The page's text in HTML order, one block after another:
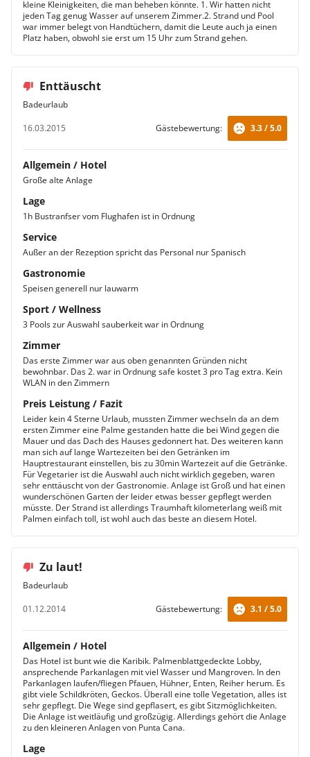
kleine Kleinigkeiten, die man beheben könnte. 1. Wir hatten nicht
jeden Tag genug Wasser auf unserem Zimmer.2. Strand und Pool
war immer belegt von Handtüchern, damit die Leute auch ja einen
Platz haben, obwohl sie erst um 15 Uhr zum Strand gehen.
Enttäuscht
Badeurlaub
16.03.2015
Gästebewertung: 3.3 / 5.0
Allgemein / Hotel
Große alte Anlage
Lage
1h Bustranfser vom Flughafen ist in Ordnung
Service
Außer an der Rezeption spricht das Personal nur Spanisch
Gastronomie
Speisen generell nur lauwarm
Sport / Wellness
3 Pools zur Auswahl sauberkeit war in Ordnung
Zimmer
Das erste Zimmer war aus oben genannten Gründen nicht
bewohnbar. Das 2. war in Ordnung safe kostet 3 pro Tag extra. Kein
WLAN in den Zimmern
Preis Leistung / Fazit
Leider kein 4 Sterne Urlaub, mussten Zimmer wechseln da an dem
ersten Zimmer eine Palme gestanden hatte die bei Wind gegen die
Mauer und das Dach des Hauses gedonnert hat. Des weiteren kann
man sich auf lange Wartezeiten bei den Getränken im
Hauptrestaurant einstellen, bis zu 30min Wartezeit auf die Getränke.
Für Vegetarier ist die Auswahl auch nicht wirklich gegeben, waren
sehr enttäuscht von der Gastronomie. Anlage ist Groß und hat einen
wunderschönen Garten der leider etwas besser gepflegt werden
müsste. Der Strand ist allerdings Traumhaft kilometerlang weiß mit
Palmen einfach toll, ist wohl auch das beste an diesem Hotel.
Zu laut!
Badeurlaub
01.12.2014
Gästebewertung: 3.1 / 5.0
Allgemein / Hotel
Das Hotel ist bunt wie die Karibik. Palmenblattgedeckte Lobby,
ansprechende Parkanlagen mit viel Wasser und Mangroven. In den
Parkanlagen laufen/fliegen Pfauen, Hühner, Enten, Reiher herum. Es
gibt viele Schildkröten, Geckos. Überall eine tolle Vegetation, alles ist
sehr gepflegt. Die Wege sind gepflasert, es gibt Sitzmöglichkeiten.
Die Anlage ist weitläufig und großzügig. Allerdings gehört die Anlage
zu den kleineren Anlagen von Punta Cana.
Lage